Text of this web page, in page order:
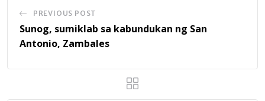
PREVIOUS POST
Sunog, sumiklab sa kabundukan ng San
Antonio, Zambales